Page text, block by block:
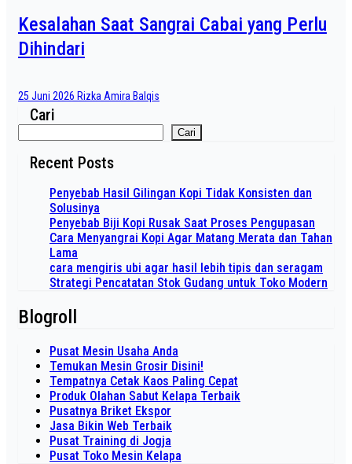
Kesalahan Saat Sangrai Cabai yang Perlu
Dihindari
25 Juni 2026 Rizka Amira Balqis
Cari
Cari
Recent Posts
Penyebab Hasil Gilingan Kopi Tidak Konsisten dan
Solusinya
Penyebab Biji Kopi Rusak Saat Proses Pengupasan
Cara Menyangrai Kopi Agar Matang Merata dan Tahan
Lama
cara mengiris ubi agar hasil lebih tipis dan seragam
Strategi Pencatatan Stok Gudang untuk Toko Modern
Blogroll
Pusat Mesin Usaha Anda
Temukan Mesin Grosir Disini!
Tempatnya Cetak Kaos Paling Cepat
Produk Olahan Sabut Kelapa Terbaik
Pusatnya Briket Ekspor
Jasa Bikin Web Terbaik
Pusat Training di Jogja
Pusat Toko Mesin Kelapa